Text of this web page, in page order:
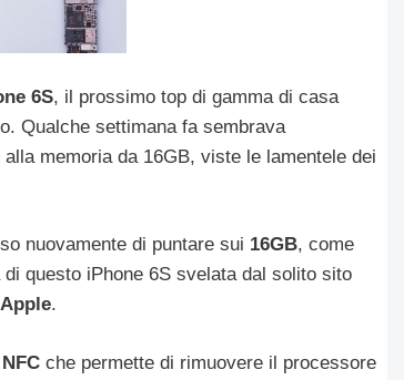
6S, il prossimo top di gamma di casa
Qualche settimana fa sembrava
memoria da 16GB, viste le lamentele dei
nuovamente di puntare sui 16GB, come
questo iPhone 6S svelata dal solito sito
Apple.
che permette di rimuovere il processore